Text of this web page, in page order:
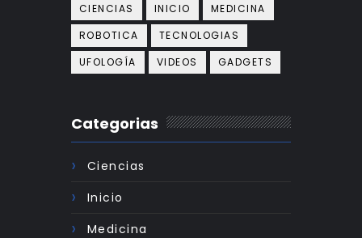
CIENCIAS INICIO
MEDICINA
ROBOTICA
TECNOLOGIAS
UFOLOGÍA
VIDEOS GADGETS
Categorias
Ciencias
Inicio
Medicina